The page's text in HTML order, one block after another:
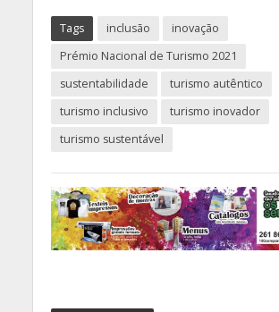
Tags inclusão
inovação
Prémio Nacional de Turismo 2021
sustentabilidade
turismo autêntico
turismo inclusivo
turismo inovador
turismo sustentável